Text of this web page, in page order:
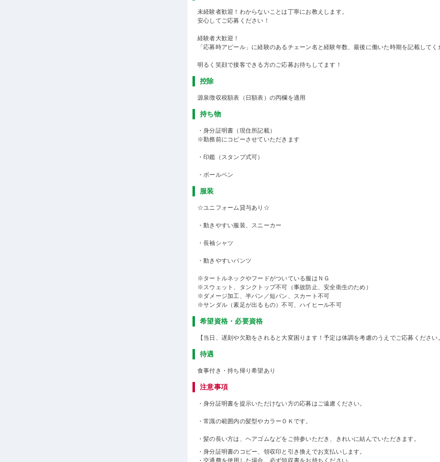
未経験者歓迎！わからないことは丁寧にお教えします。
安心してご応募ください！
経験者大歓迎！
「応募時アピール」に経験のあるチェーン名と経験年数、最後に働いた時期を記載してく
明るく笑顔で接客できる方のご応募お待ちしてます！
控除
源泉徴収税額表（日額表）の丙欄を適用
持ち物
・身分証明書（現住所記載）
※勤務前にコピーさせていただきます
・印鑑（スタンプ式可）
・ボールペン
服装
☆ユニフォーム貸与あり☆
・動きやすい服装、スニーカー
・長袖シャツ
・動きやすいパンツ
※タートルネックやフードがついている服はＮＧ
※スウェット、タンクトップ不可（事故防止、安全衛生のため）
※ダメージ加工、半パン／短パン、スカート不可
※サンダル（素足が出るもの）不可、ハイヒール不可
希望資格・必要資格
【当日、遅刻や欠勤をされると大変困ります！予定は体調を考慮のうえでご応募ください
待遇
食事付き・持ち帰り希望あり
注意事項
・身分証明書を提示いただけない方の応募はご遠慮ください。
・常識の範囲内の髪型やカラーＯＫです。
・髪の長い方は、ヘアゴムなどをご持参いただき、きれいに結んでいただきます。
・身分証明書のコピー、領収印と引き換えでお支払いします。
・交通費を使用した場合、必ず領収書をお持ちください。